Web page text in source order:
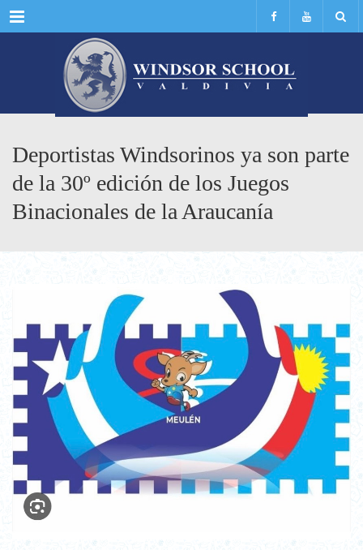
Menu
Deportistas Windsorinos ya son parte
de la 30º edición de los Juegos
Binacionales de la Araucanía